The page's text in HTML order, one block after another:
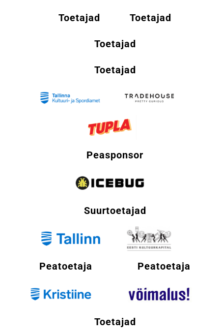
Toetajad Toetajad
Toetajad
Toetajad
Peasponsor
Suurtoetajad
Peatoetaja Peatoetaja
Toetajad